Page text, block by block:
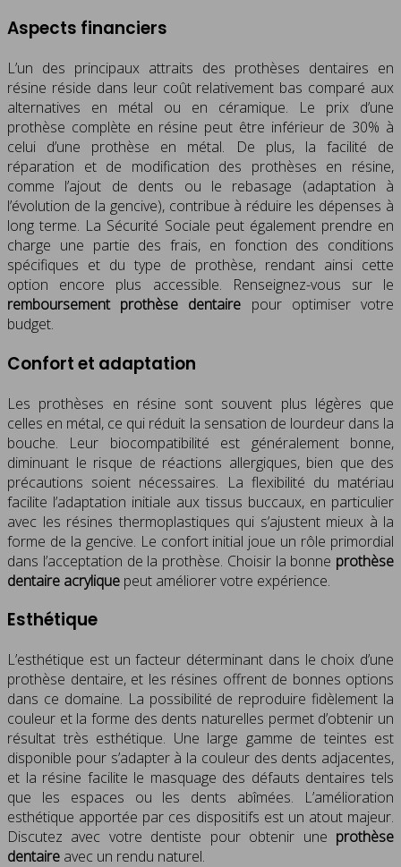
Aspects financiers
L’un des principaux attraits des prothèses dentaires en
résine réside dans leur coût relativement bas comparé aux
alternatives en métal ou en céramique. Le prix d’une
prothèse complète en résine peut être inférieur de 30% à
celui d’une prothèse en métal. De plus, la facilité de
réparation et de modification des prothèses en résine,
comme l’ajout de dents ou le rebasage (adaptation à
l’évolution de la gencive), contribue à réduire les dépenses à
long terme. La Sécurité Sociale peut également prendre en
charge une partie des frais, en fonction des conditions
spécifiques et du type de prothèse, rendant ainsi cette
option encore plus accessible. Renseignez-vous sur le
remboursement prothèse dentaire pour optimiser votre
budget.
Confort et adaptation
Les prothèses en résine sont souvent plus légères que
celles en métal, ce qui réduit la sensation de lourdeur dans la
bouche. Leur biocompatibilité est généralement bonne,
diminuant le risque de réactions allergiques, bien que des
précautions soient nécessaires. La flexibilité du matériau
facilite l’adaptation initiale aux tissus buccaux, en particulier
avec les résines thermoplastiques qui s’ajustent mieux à la
forme de la gencive. Le confort initial joue un rôle primordial
dans l’acceptation de la prothèse. Choisir la bonne prothèse
dentaire acrylique peut améliorer votre expérience.
Esthétique
L’esthétique est un facteur déterminant dans le choix d’une
prothèse dentaire, et les résines offrent de bonnes options
dans ce domaine. La possibilité de reproduire fidèlement la
couleur et la forme des dents naturelles permet d’obtenir un
résultat très esthétique. Une large gamme de teintes est
disponible pour s’adapter à la couleur des dents adjacentes,
et la résine facilite le masquage des défauts dentaires tels
que les espaces ou les dents abîmées. L’amélioration
esthétique apportée par ces dispositifs est un atout majeur.
Discutez avec votre dentiste pour obtenir une prothèse
dentaire avec un rendu naturel.